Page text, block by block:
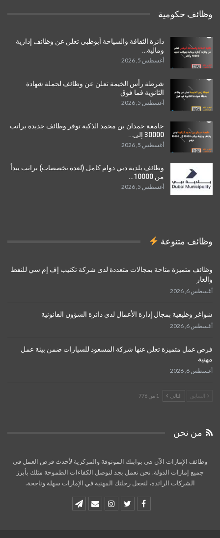
وظائف حكومية
دائرة الثقافة والسياحة أبوظبي تعلن عن وظائف إدارية
ومالية…
أغسطس 5, 2026
شرطة رأس الخيمة تعلن عن وظائف لحملة شهادة
الثانوية فما فوق
أغسطس 5, 2026
جامعة حمدان بن محمد الذكية توفر وظائف جديدة براتب
30000 إلى…
أغسطس 5, 2026
وظائف بلدية دبي دوام كامل (لعدة تخصصات) براتب يبدأ
من 10000…
أغسطس 5, 2026
وظائف متنوعة
وظائف متميزة متاحة بمجالات متعددة لدى شركة تكنيب إف إم سي للنفط
والغاز
أغسطس 6, 2026
شواغر وظيفية بمجال إدارة الأعمال لدى دائرة الشؤون القانونية
أغسطس 6, 2026
فرص عمل متميزة تعلن عنها شركة المسعود للسيارات ضمن بيئة عمل
مهنية
أغسطس 6, 2026
السابق التالي 1 من 776
من نحن
وظائف الإمارات الآن هي بوابتك الموثوقة والمركزية لأحدث فرص العمل في
جميع إمارات الدولة. نحن نعمل بجد لنوصل الكفاءات الطموحة مثلك بأبرز
الشركات الرائدة، لنجعل رحلتك المهنية في الإمارات سهلة وناجحة.